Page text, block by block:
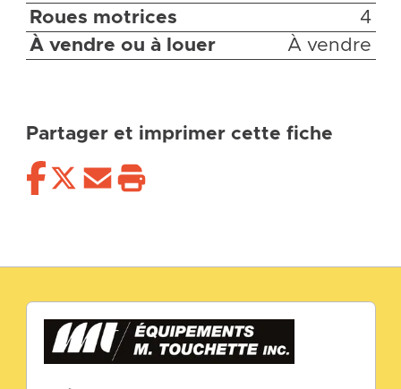
Roues motrices
4
À vendre ou à louer
À vendre
Partager et imprimer cette fiche